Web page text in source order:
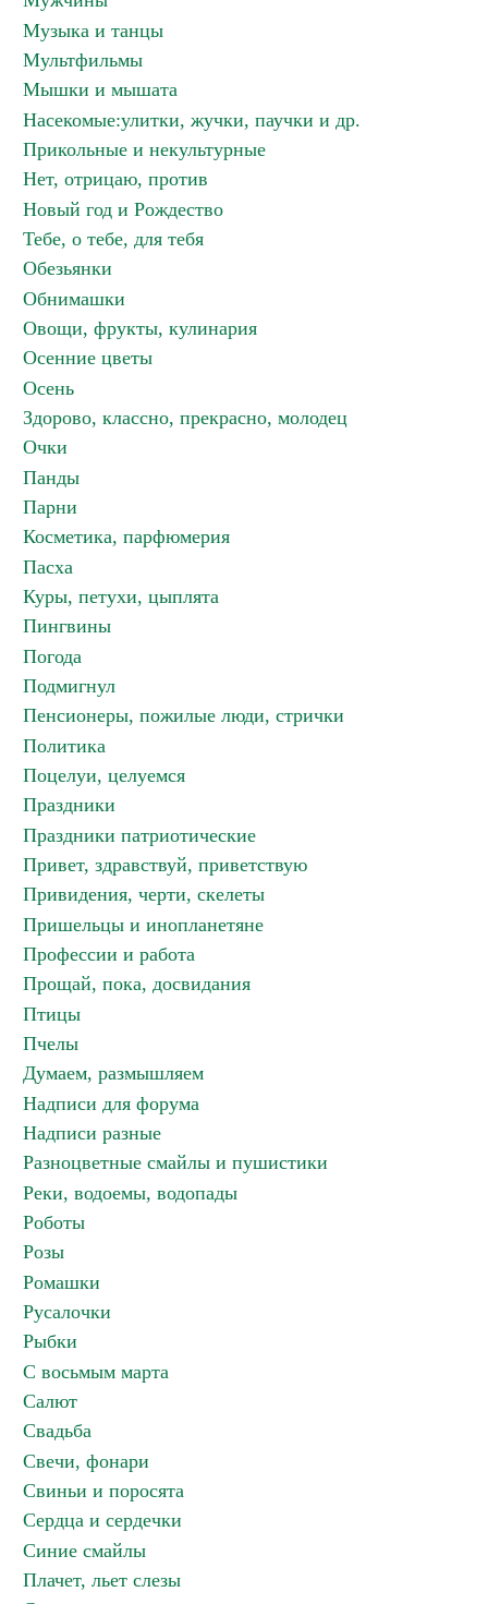
Музыка и танцы
Мультфильмы
Мышки и мышата
Насекомые:улитки, жучки, паучки и др.
Прикольные и некультурные
Нет, отрицаю, против
Новый год и Рождество
Тебе, о тебе, для тебя
Обезьянки
Обнимашки
Овощи, фрукты, кулинария
Осенние цветы
Осень
Здорово, классно, прекрасно, молодец
Очки
Панды
Парни
Косметика, парфюмерия
Пасха
Куры, петухи, цыплята
Пингвины
Погода
Подмигнул
Пенсионеры, пожилые люди, стрички
Политика
Поцелуи, целуемся
Праздники
Праздники патриотические
Привет, здравствуй, приветствую
Привидения, черти, скелеты
Пришельцы и инопланетяне
Профессии и работа
Прощай, пока, досвидания
Птицы
Пчелы
Думаем, размышляем
Надписи для форума
Надписи разные
Разноцветные смайлы и пушистики
Реки, водоемы, водопады
Роботы
Розы
Ромашки
Русалочки
Рыбки
С восьмым марта
Салют
Свадьба
Свечи, фонари
Свиньи и поросята
Сердца и сердечки
Синие смайлы
Плачет, льет слезы